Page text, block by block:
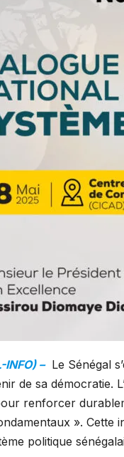
INFO) – Le Sénégal
de sa démocratie.
renforcer
». Cette
politique